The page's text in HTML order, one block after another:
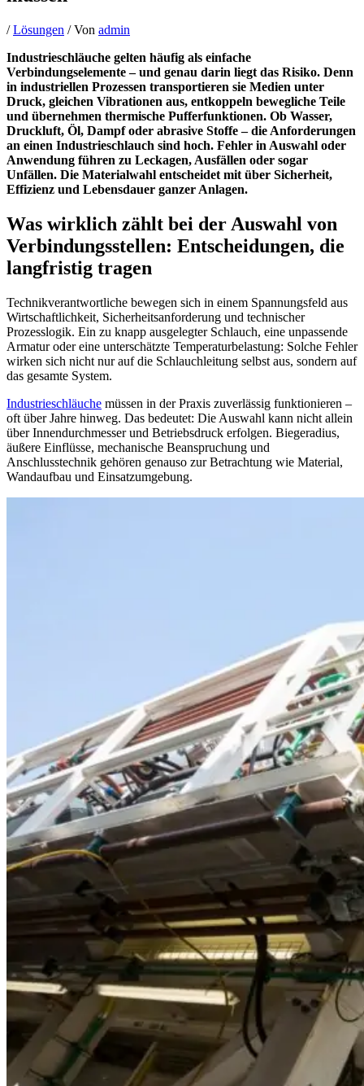
/Lösungen / Von admin
Industrieschläuche gelten häufig als einfache
Verbindungselemente – und genau darin liegt das Risiko. Denn
in industriellen Prozessen transportieren sie Medien unter
Druck, gleichen Vibrationen aus, entkoppeln bewegliche Teile
und übernehmen thermische Pufferfunktionen. Ob Wasser,
Druckluft, Öl, Dampf oder abrasive Stoffe – die Anforderungen
an einen Industrieschlauch sind hoch. Fehler in Auswahl oder
Anwendung führen zu Leckagen, Ausfällen oder sogar
Unfällen. Die Materialwahl entscheidet mit über Sicherheit,
Effizienz und Lebensdauer ganzer Anlagen.
Was wirklich zählt bei der Auswahl von
Verbindungsstellen: Entscheidungen, die
langfristig tragen
Technikverantwortliche bewegen sich in einem Spannungsfeld aus
Wirtschaftlichkeit, Sicherheitsanforderung und technischer
Prozesslogik. Ein zu knapp ausgelegter Schlauch, eine unpassende
Armatur oder eine unterschätzte Temperaturbelastung: Solche Fehler
wirken sich nicht nur auf die Schlauchleitung selbst aus, sondern auf
das gesamte System.
Industrieschläuche müssen in der Praxis zuverlässig funktionieren –
oft über Jahre hinweg. Das bedeutet: Die Auswahl kann nicht allein
über Innendurchmesser und Betriebsdruck erfolgen. Biegeradius,
äußere Einflüsse, mechanische Beanspruchung und
Anschlusstechnik gehören genauso zur Betrachtung wie Material,
Wandaufbau und Einsatzumgebung.